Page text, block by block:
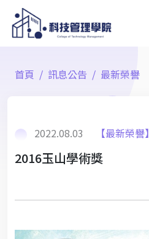
首頁 訊息公告 最新榮譽
2022.08.03 【最新榮譽】
2016玉山學術獎